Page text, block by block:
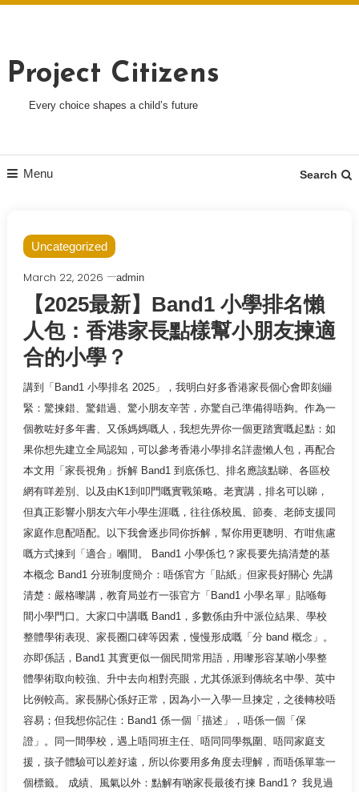
Project Citizens
Every choice shapes a child’s future
Menu Search
Uncategorized
March 22, 2026 admin
【2025最新】Band1 小學排名懶
人包：香港家長點樣幫小朋友揀適
合的小學？
講到「Band1 小學排名 2025」，我明白好多香港家長個心會即刻繃
緊：驚揀錯、驚錯過、驚小朋友辛苦，亦驚自己準備得唔夠。作為一
個教咗好多年書、又係媽媽嘅人，我想先畀你一個更踏實嘅起點：如
果你想先建立全局認知，可以參考香港小學排名詳盡懶人包，再配合
本文用「家長視角」拆解 Band1 到底係乜、排名應該點睇、各區校
網有咩差別、以及由K1到叩門嘅實戰策略。老實講，排名可以睇，
但真正影響小朋友六年小學生涯嘅，往往係校風、節奏、老師支援同
家庭作息配唔配。以下我會逐步同你拆解，幫你用更聰明、冇咁焦慮
嘅方式揀到「適合」嗰間。 Band1 小學係乜？家長要先搞清楚的基
本概念 Band1 分班制度簡介：唔係官方「貼紙」但家長好關心 先講
清楚：嚴格嚟講，教育局並冇一張官方「Band1 小學名單」貼喺每
間小學門口。大家口中講嘅 Band1，多數係由升中派位結果、學校
整體學術表現、家長圈口碑等因素，慢慢形成嘅「分 band 概念」。
亦即係話，Band1 其實更似一個民間常用語，用嚟形容某啲小學整
體學術取向較強、升中去向相對亮眼，尤其係派到傳統名中學、英中
比例較高。家長關心係好正常，因為小一入學一旦揀定，之後轉校唔
容易；但我想你記住：Band1 係一個「描述」，唔係一個「保
證」。同一間學校，遇上唔同班主任、唔同同學氛圍、唔同家庭支
援，孩子體驗可以差好遠，所以你要用多角度去理解，而唔係單靠一
個標籤。 成績、風氣以外：點解有啲家長最後冇揀 Band1？ 我見過